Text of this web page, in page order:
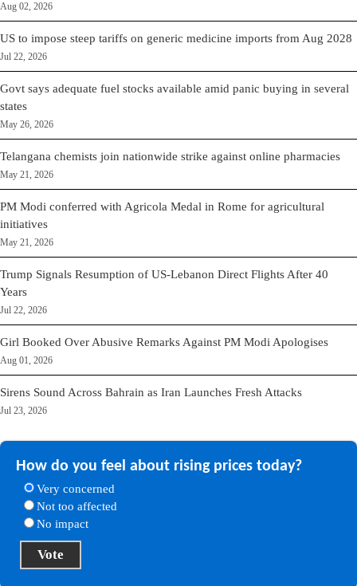
Aug 02, 2026
US to impose steep tariffs on generic medicine imports from Aug 2028
Jul 22, 2026
Govt says adequate fuel stocks available amid panic buying in several
states
May 26, 2026
Telangana chemists join nationwide strike against online pharmacies
May 21, 2026
PM Modi conferred with Agricola Medal in Rome for agricultural
initiatives
May 21, 2026
Trump Signals Resumption of US-Lebanon Direct Flights After 40
Years
Jul 22, 2026
Girl Booked Over Abusive Remarks Against PM Modi Apologises
Aug 01, 2026
Sirens Sound Across Bahrain as Iran Launches Fresh Attacks
Jul 23, 2026
How do you feel about rising prices today?
Very concerned
Not too affected
No impact